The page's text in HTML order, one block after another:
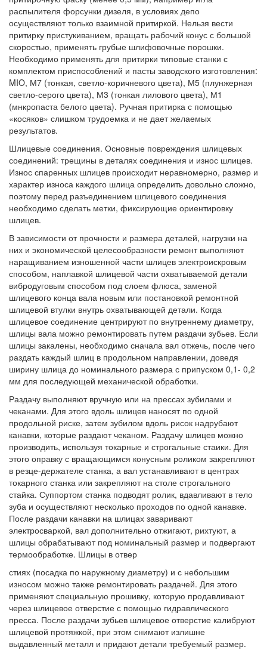
распылителя форсунки дизеля, в условиях депо
осуществляют только взаимной притиркой. Нельзя вести
притирку пристукиванием, вращать рабочий конус с большой
скоростью, применять грубые шлифовочные порошки.
Необходимо применять для притирки типовые станки с
комплектом приспособлений и пасты заводского изготовления:
MIO, М7 (тонкая, светло-коричневого цвета), М5 (плунжерная
светло-серого цвета), М3 (тонкая лилового цвета), М1
(мнкропаста белого цвета). Ручная притирка с помощью
«косяков» слишком трудоемка и не дает желаемых
результатов.
Шлицевые соединения. Основные повреждения шлицевых
соединений: трещины в деталях соединения и износ шлицев.
Износ спаренных шлицев происходит неравномерно, размер и
характер износа каждого шлица определить довольно сложно,
поэтому перед разъединением шлицевого соединения
необходимо сделать метки, фиксирующие ориентировку
шлицев.
В зависимости от прочности и размера деталей, нагрузки на
них и экономической целесообразности ремонт выполняют
наращиванием изношенной части шлицев электроискровым
способом, наплавкой шлицевой части охватываемой детали
вибродуговым способом под слоем флюса, заменой
шлицевого конца вала новым или постановкой ремонтной
шлицевой втулки внутрь охватывающей детали. Когда
шлицевое соединение центрируют по внутреннему диаметру,
шлицы вала можно ремонтировать путем раздачи зубьев. Если
шлицы закалены, необходимо сначала вал отжечь, после чего
раздать каждый шлиц в продольном направлении, доведя
ширину шлица до номинального размера с припуском 0,1- 0,2
мм для последующей механической обработки.
Раздачу выполняют вручную или на прессах зубилами и
чеканами. Для этого вдоль шлицев наносят по одной
продольной риске, затем зубилом вдоль рисок надрубают
канавки, которые раздают чеканом. Раздачу шлицев можно
производить, используя токарные и строгальные стаики. Для
этого оправку с вращающимся конусным роликом закрепляют
в резце-держателе станка, а вал устанавливают в центрах
токарного станка или закрепляют на столе строгального
стайка. Суппортом станка подводят ролик, вдавливают в тело
зуба и осуществляют несколько проходов по одной канавке.
После раздачи канавки на шлицах заваривают
электросваркой, вал дополнительно отжигают, рихтуют, а
шлицы обрабатывают под номинальный размер и подвергают
термообработке. Шлицы в отвер
стиях (посадка по наружному диаметру) и с небольшим
износом можно также ремонтировать раздачей. Для этого
применяют специальную прошивку, которую продавливают
через шлицевое отверстие с помощью гидравлического
пресса. После раздачи зубьев шлицевое отверстие калибруют
шлицевой протяжкой, при этом снимают излишне
выдавленный металл и придают детали требуемый размер.